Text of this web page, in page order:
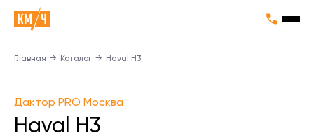
Главная → Каталог → Haval H3
Дактор PRO Москва
Haval H3